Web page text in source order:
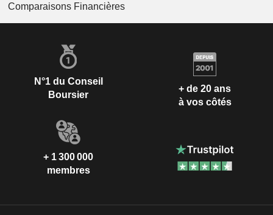
Comparaisons Financières
N°1 du Conseil
Boursier
+ de 20 ans
à vos côtés
+ 1 300 000
membres